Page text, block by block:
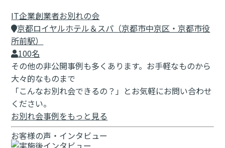
IT企業創業者お別れの会
京都ロイヤルホテル＆スパ（京都市中京区・京都市役
所前駅）
100名
その他の非公開事例も多くあります。お手軽なものから
大々的なものまで
「こんなお別れ会できるの？」とお気軽にお問い合わせ
ください。
お別れ会事例をもっと見る
お客様の声・インタビュー